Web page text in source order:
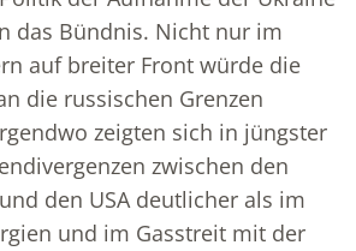
das Bündnis. Nicht nur im
auf breiter Front würde die
die russischen Grenzen
zeigten sich in jüngster
zwischen den
den USA deutlicher als im
und im Gasstreit mit der